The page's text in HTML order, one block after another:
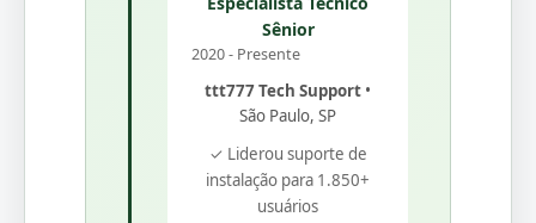
Sênior
2020 - Presente
ttt777 Tech Support •
São Paulo, SP
✓ Liderou suporte de
instalação para 1.850+
usuários